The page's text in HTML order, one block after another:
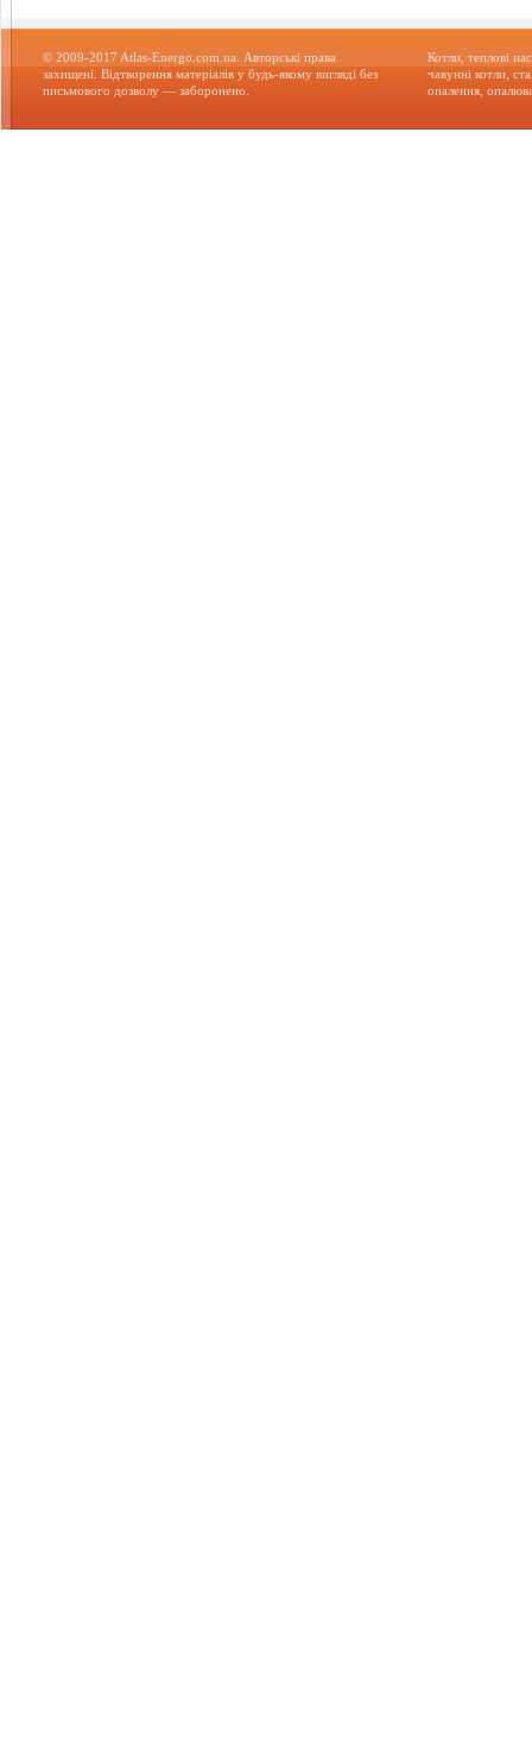
© 2009-2017 Atlas-Energo.com.ua. Авторські права
захищені. Відтворення матеріалів у будь-якому вигляді без
письмового дозволу — заборонено.
Котли, теплові
чавунні котли,
опалення,